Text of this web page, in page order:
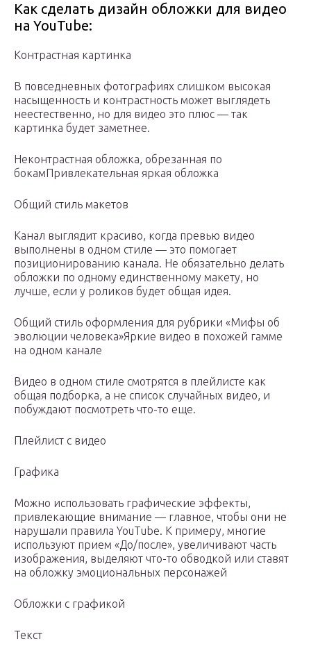
Как сделать дизайн обложки для видео
на YouTube:
Контрастная картинка
В повседневных фотографиях слишком высокая
насыщенность и контрастность может выглядеть
неестественно, но для видео это плюс — так
картинка будет заметнее.
Неконтрастная обложка, обрезанная по
бокамПривлекательная яркая обложка
Общий стиль макетов
Канал выглядит красиво, когда превью видео
выполнены в одном стиле — это помогает
позиционированию канала. Не обязательно делать
обложки по одному единственному макету, но
лучше, если у роликов будет общая идея.
Общий стиль оформления для рубрики «Мифы об
эволюции человека»Яркие видео в похожей гамме
на одном канале
Видео в одном стиле смотрятся в плейлисте как
общая подборка, а не список случайных видео, и
побуждают посмотреть что-то еще.
Плейлист с видео
Графика
Можно использовать графические эффекты,
привлекающие внимание — главное, чтобы они не
нарушали правила YouTube. К примеру, многие
используют прием «До/после», увеличивают часть
изображения, выделяют что-то обводкой или ставят
на обложку эмоциональных персонажей
Обложки с графикой
Текст